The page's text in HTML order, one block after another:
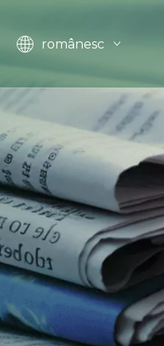
românesc
العربية
Pусский
Español
Português
Deutsch
한국어
Filipino
svenska